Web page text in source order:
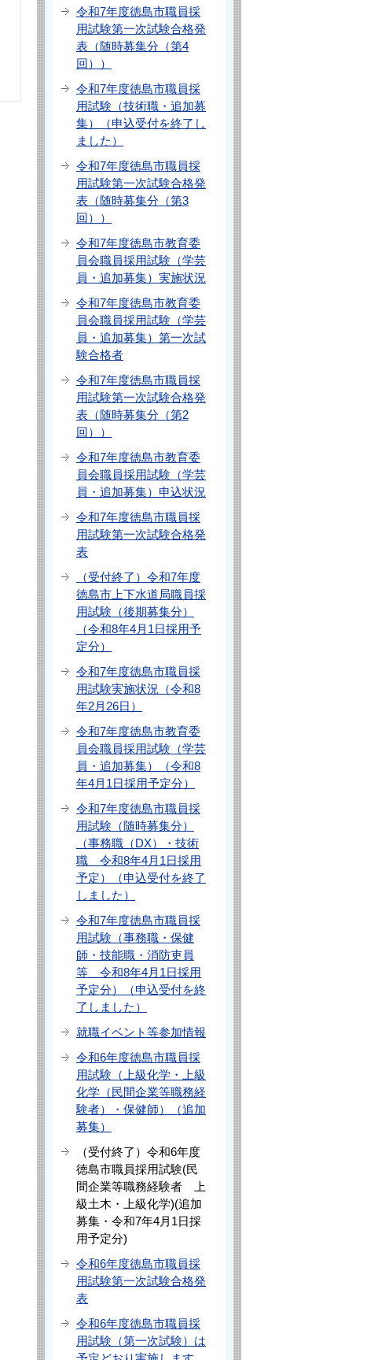
令和7年度徳島市職員採
用試験第一次試験合格発
表（随時募集分（第4
回））
令和7年度徳島市職員採
用試験（技術職・追加募
集）（申込受付を終了し
ました）
令和7年度徳島市職員採
用試験第一次試験合格発
表（随時募集分（第3
回））
令和7年度徳島市教育委
員会職員採用試験（学芸
員・追加募集）実施状況
令和7年度徳島市教育委
員会職員採用試験（学芸
員・追加募集）第一次試
験合格者
令和7年度徳島市職員採
用試験第一次試験合格発
表（随時募集分（第2
回））
令和7年度徳島市教育委
員会職員採用試験（学芸
員・追加募集）申込状況
令和7年度徳島市職員採
用試験第一次試験合格発
表
（受付終了）令和7年度
徳島市上下水道局職員採
用試験（後期募集分）
（令和8年4月1日採用予
定分）
令和7年度徳島市職員採
用試験実施状況（令和8
年2月26日）
令和7年度徳島市教育委
員会職員採用試験（学芸
員・追加募集）（令和8
年4月1日採用予定分）
令和7年度徳島市職員採
用試験（随時募集分）
（事務職（DX）・技術
職 令和8年4月1日採用
予定）（申込受付を終了
しました）
令和7年度徳島市職員採
用試験（事務職・保健
師・技能職・消防吏員
等 令和8年4月1日採用
予定分）（申込受付を終
了しました）
就職イベント等参加情報
令和6年度徳島市職員採
用試験（上級化学・上級
化学（民間企業等職務経
験者）・保健師）（追加
募集）
（受付終了）令和6年度
徳島市職員採用試験(民
間企業等職務経験者 上
級土木・上級化学)(追加
募集・令和7年4月1日採
用予定分)
令和6年度徳島市職員採
用試験第一次試験合格発
表
令和6年度徳島市職員採
用試験（第一次試験）は